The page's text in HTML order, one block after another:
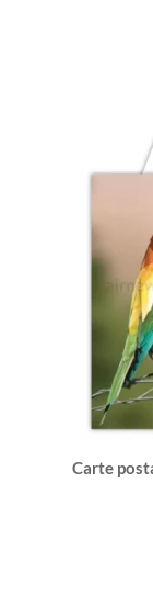
Carte